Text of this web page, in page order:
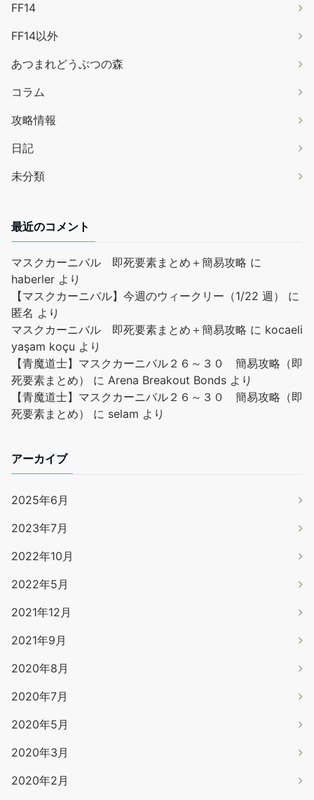
FF14
FF14以外
あつまれどうぶつの森
コラム
攻略情報
日記
未分類
最近のコメント
マスクカーニバル 即死要素まとめ＋簡易攻略 に
haberler より
【マスクカーニバル】今週のウィークリー（1/22 週）
に
匿名 より
マスクカーニバル 即死要素まとめ＋簡易攻略 に kocaeli
yaşam koçu より
【青魔道士】マスクカーニバル２６～３０ 簡易攻略（即
死要素まとめ）
に Arena Breakout Bonds より
【青魔道士】マスクカーニバル２６～３０ 簡易攻略（即
死要素まとめ）
に selam より
アーカイブ
2025年6月
2023年7月
2022年10月
2022年5月
2021年12月
2021年9月
2020年8月
2020年7月
2020年5月
2020年3月
2020年2月